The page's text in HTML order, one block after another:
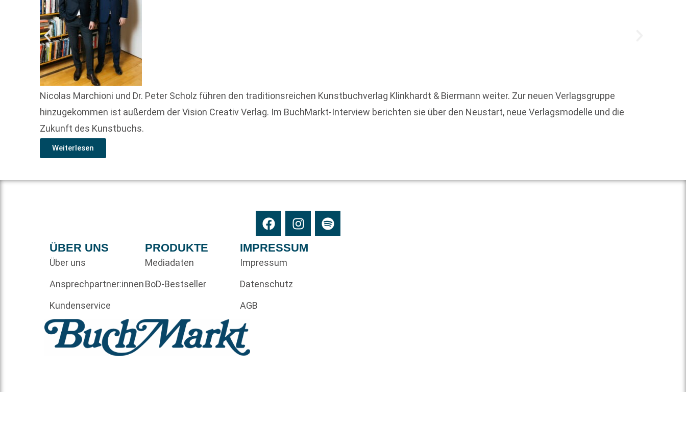
Nicolas Marchioni und Dr. Peter Scholz führen den traditionsreichen Kunstbuchverlag Klinkhardt & Biermann weiter. Zur neuen Verlagsgruppe
hinzugekommen ist außerdem der Vision Creativ Verlag. Im BuchMarkt-Interview berichten sie über den Neustart, neue Verlagsmodelle und die
Zukunft des Kunstbuchs.
Weiterlesen
ÜBER UNS
Über uns
Ansprechpartner:innen
Kundenservice
PRODUKTE
Mediadaten
BoD-Bestseller
IMPRESSUM
Impressum
Datenschutz
AGB